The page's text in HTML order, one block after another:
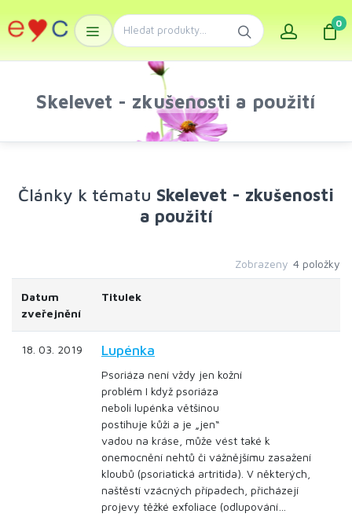
0
Skelevet - zkušenosti a použití
Články k tématu Skelevet - zkušenosti
a použití
Zobrazeny 4 položky
Datum
zveřejnění
Titulek
18. 03. 2019 Lupénka
Psoriáza není vždy jen kožní
problém I když psoriáza
neboli lupénka většinou
postihuje kůži a je „jen“
vadou na kráse, může vést také k
onemocnění nehtů či vážnějšímu zasažení
kloubů (psoriatická artritida). V některých,
naštěstí vzácných případech, přicházejí
projevy těžké exfoliace (odlupování…